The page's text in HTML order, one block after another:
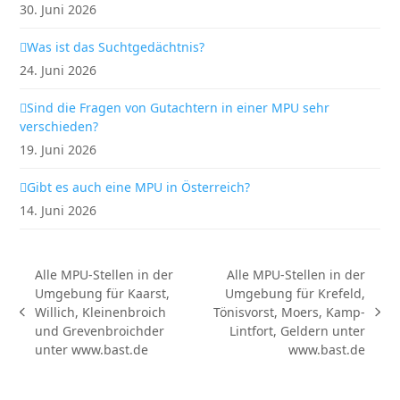
30. Juni 2026
Was ist das Suchtgedächtnis?
24. Juni 2026
Sind die Fragen von Gutachtern in einer MPU sehr
verschieden?
19. Juni 2026
Gibt es auch eine MPU in Österreich?
14. Juni 2026
vorheriger
Beitrag:
Alle MPU-Stellen in der
Umgebung für Kaarst,
Willich, Kleinenbroich
und Grevenbroichder
unter www.bast.de
Nächster
Beitrag:
Alle MPU-Stellen in der
Umgebung für Krefeld,
Tönisvorst, Moers, Kamp-
Lintfort, Geldern unter
www.bast.de